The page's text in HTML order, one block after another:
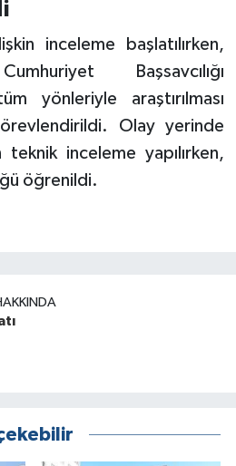
inceleme başlatılırken,
Başsavcılığı
yönleriyle araştırılması
Olay yerinde
teknik inceleme yapılırken,
öğrenildi.